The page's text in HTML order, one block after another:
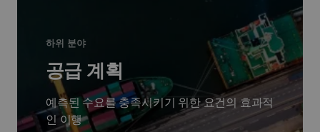
하위 분야
공급 계획
예측된 수요를 충족시키기 위한 요건의 효과적
인 이행